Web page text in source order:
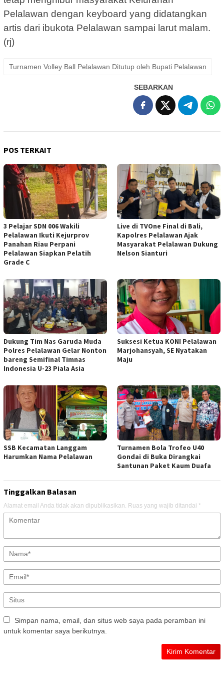
Pelalawan dengan keyboard yang didatangkan
artis dari ibukota Pelalawan sampai larut malam.
(rj)
Turnamen Volley Ball Pelalawan Ditutup oleh Bupati Pelalawan
SEBARKAN
POS TERKAIT
3 Pelajar SDN 006 Wakili
Pelalawan Ikuti Kejurprov
Panahan Riau Perpani
Pelalawan Siapkan Pelatih
Grade C
Live di TVOne Final di Bali,
Kapolres Pelalawan Ajak
Masyarakat Pelalawan Dukung
Nelson Sianturi
Dukung Tim Nas Garuda Muda
Polres Pelalawan Gelar Nonton
bareng Semifinal Timnas
Indonesia U-23 Piala Asia
Suksesi Ketua KONI Pelalawan
Marjohansyah, SE Nyatakan
Maju
SSB Kecamatan Langgam
Harumkan Nama Pelalawan
Turnamen Bola Trofeo U40
Gondai di Buka Dirangkai
Santunan Paket Kaum Duafa
Tinggalkan Balasan
Alamat email Anda tidak akan dipublikasikan. Ruas yang wajib ditandai *
Simpan nama, email, dan situs web saya pada peramban ini
untuk komentar saya berikutnya.